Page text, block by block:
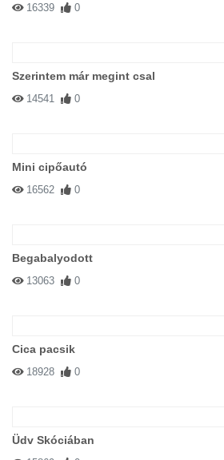
16339 0
Szerintem már megint csal
14541 0
Mini cipőautó
16562 0
Begabalyodott
13063 0
Cica pacsik
18928 0
Üdv Skóciában